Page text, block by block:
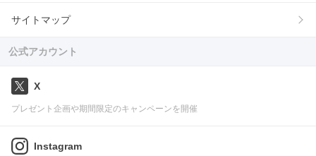
サイトマップ
公式アカウント
X
プレゼント企画や期間限定のキャンペーンを開催
Instagram